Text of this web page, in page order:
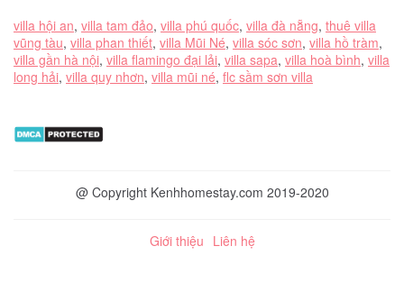
villa hội an, villa tam đảo, villa phú quốc, villa đà nẵng, thuê villa
vũng tàu, villa phan thiết, villa Mũi Né, villa sóc sơn, villa hồ tràm,
villa gần hà nội, villa flamingo đại lải, villa sapa, villa hoà bình, villa
long hải, villa quy nhơn, villa mũi né, flc sầm sơn villa
@ Copyright Kenhhomestay.com 2019-2020
Giới thiệu Liên hệ